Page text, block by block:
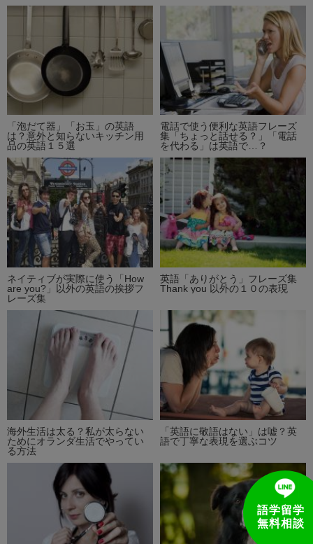
「泡だて器」「お玉」の英語
は？意外と知らないキッチン用
品の英語１５選
電話で使う便利な英語フレーズ
集「ちょっと話せる？」「電話
を代わる」は英語で…？
ネイティブが実際に使う「How
are you?」以外の英語の挨拶フ
レーズ集
英語「ありがとう」フレーズ集
Thank you 以外の１０の表現
海外生活は太る？私が太らない
ためにオランダ生活でやってい
る方法
「英語に敬語はない」は嘘？英
語で丁寧な表現を選ぶコツ
語学留学
無料相談